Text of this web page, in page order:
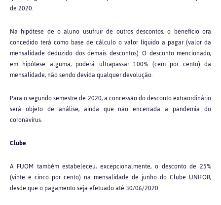
de 2020.
Na hipótese de o aluno usufruir de outros descontos, o benefício ora
concedido terá como base de cálculo o valor líquido a pagar (valor da
mensalidade deduzido dos demais descontos). O desconto mencionado,
em hipótese alguma, poderá ultrapassar 100% (cem por cento) da
mensalidade, não sendo devida qualquer devolução.
Para o segundo semestre de 2020, a concessão do desconto extraordinário
será objeto de análise, ainda que não encerrada a pandemia do
coronavírus.
Clube
A FUOM também estabeleceu, excepcionalmente, o desconto de 25%
(vinte e cinco por cento) na mensalidade de junho do Clube UNIFOR,
desde que o pagamento seja efetuado até 30/06/2020.